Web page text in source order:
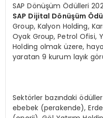
SAP Dönüşüm Ödülleri
SAP Dijital Dönüşüm
Group, Kalyon Holding,
Oyak Group, Petrol Ofisi,
Holding olmak üzere,
yaratan 9 kurum layık
Sektörler bazındaki
ebebek (perakende),